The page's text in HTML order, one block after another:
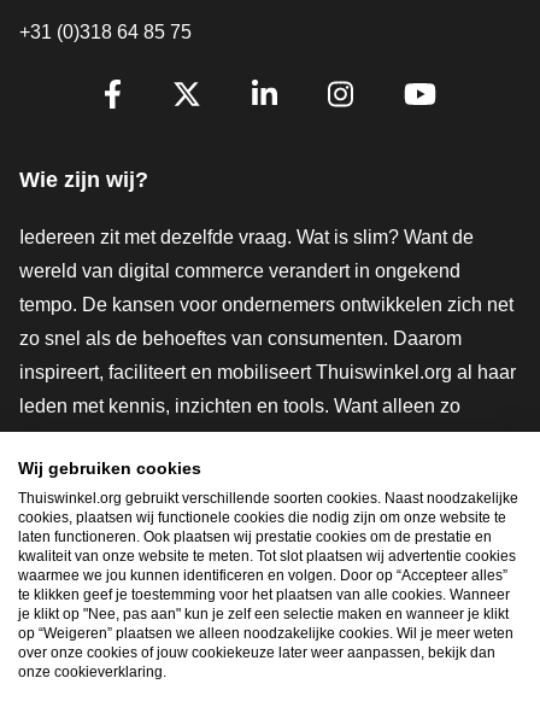
+31 (0)318 64 85 75
Volg je ons al?
Wie zijn wij?
Iedereen zit met dezelfde vraag. Wat is slim? Want de
wereld van digital commerce verandert in ongekend
tempo. De kansen voor ondernemers ontwikkelen zich net
zo snel als de behoeftes van consumenten. Daarom
inspireert, faciliteert en mobiliseert Thuiswinkel.org al haar
leden met kennis, inzichten en tools. Want alleen zo
innovatievere toekomst. Dus groei ook mee en maak
shoppen slimmer.
Lid worden
Snel navigeren
Wij gebruiken cookies
Thuiswinkel.org gebruikt verschillende soorten cookies. Naast noodzakelijke
cookies, plaatsen wij functionele cookies die nodig zijn om onze website te
laten functioneren. Ook plaatsen wij prestatie cookies om de prestatie en
kwaliteit van onze website te meten. Tot slot plaatsen wij advertentie cookies
waarmee we jou kunnen identificeren en volgen. Door op “Accepteer alles”
te klikken geef je toestemming voor het plaatsen van alle cookies. Wanneer
je klikt op "Nee, pas aan" kun je zelf een selectie maken en wanneer je klikt
op “Weigeren” plaatsen we alleen noodzakelijke cookies. Wil je meer weten
over onze cookies of jouw cookiekeuze later weer aanpassen, bekijk dan
onze cookieverklaring.